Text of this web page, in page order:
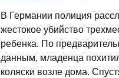
В Германии полиция
жестокое убийство
ребенка. По
данным, младенца
коляски возле дома.